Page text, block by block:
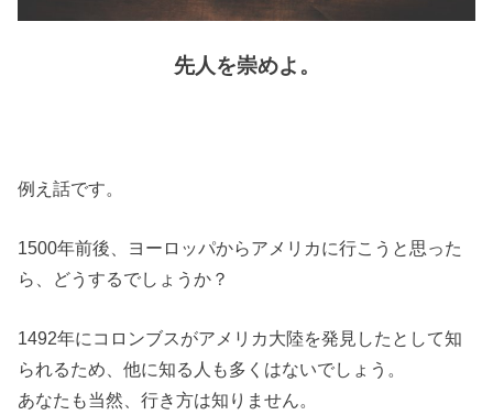
先人を崇めよ。
例え話です。
1500年前後、ヨーロッパからアメリカに行こうと思った
ら、どうするでしょうか？
1492年にコロンブスがアメリカ大陸を発見したとして知
られるため、他に知る人も多くはないでしょう。
あなたも当然、行き方は知りません。